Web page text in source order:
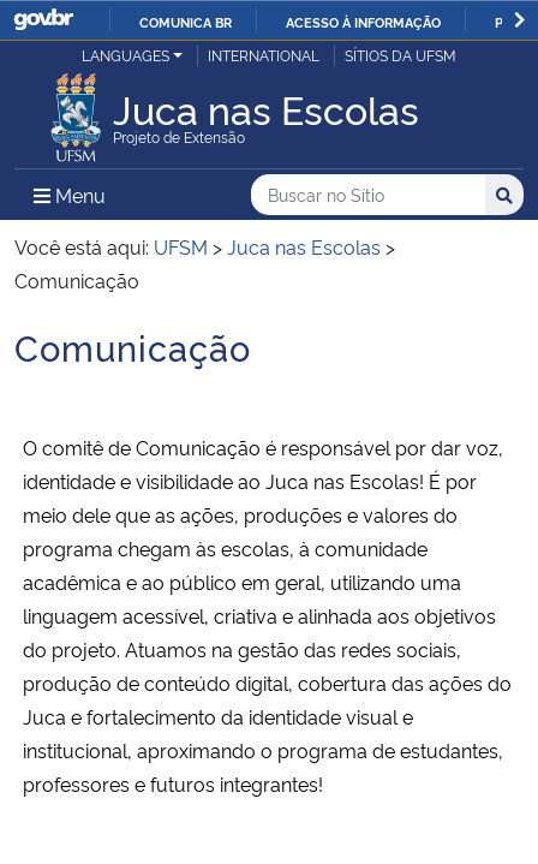
IR
O
COMUNICA BR ACESSO À INFORMAÇÃO
Ministério da Justiça e Segurança Pública
Ministério da Defesa
Ministério das Relações Exteriores
Ministério da Infraestrutura
Ministério da Educação
Ministério da Cidadania
Ministério da Saúde
Ministério de Minas e Energia
Ministério da Ciência, Tecnologia, Inovações e Comunicações
LANGUAGES INTERNATIONAL SÍTIOS DA UFSM
Juca nas Escolas
Projeto de Extensão
Menu Menu Principal do Sítio
Busca
Buscar no no Sítio
Busca:
Você está aqui: UFSM >Juca nas Escolas >
Comunicação
Início do conteúdo
Comunicação
O comitê de Comunicação é responsável por dar voz,
identidade e visibilidade ao Juca nas Escolas! É por
meio dele que as ações, produções e valores do
programa chegam às escolas, à comunidade
acadêmica e ao público em geral, utilizando uma
linguagem acessível, criativa e alinhada aos objetivos
do projeto. Atuamos na gestão das redes sociais,
produção de conteúdo digital, cobertura das ações do
Juca e fortalecimento da identidade visual e
institucional, aproximando o programa de estudantes,
professores e futuros integrantes!